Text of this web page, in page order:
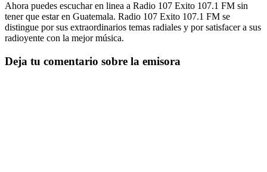
Ahora puedes escuchar en linea a Radio 107 Exito 107.1 FM sin
tener que estar en Guatemala. Radio 107 Exito 107.1 FM se
distingue por sus extraordinarios temas radiales y por satisfacer a sus
radioyente con la mejor música.
Deja tu comentario sobre la emisora